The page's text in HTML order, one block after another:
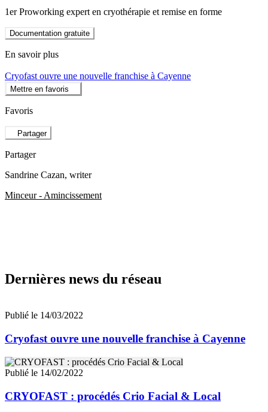
1er Proworking expert en cryothérapie et remise en forme
Documentation gratuite
En savoir plus
Cryofast ouvre une nouvelle franchise à Cayenne
Mettre en favoris
Favoris
Partager
Partager
Sandrine Cazan, writer
Minceur - Amincissement
Dernières news du réseau
Publié le 14/03/2022
Cryofast ouvre une nouvelle franchise à Cayenne
Publié le 14/02/2022
CRYOFAST : procédés Crio Facial & Local